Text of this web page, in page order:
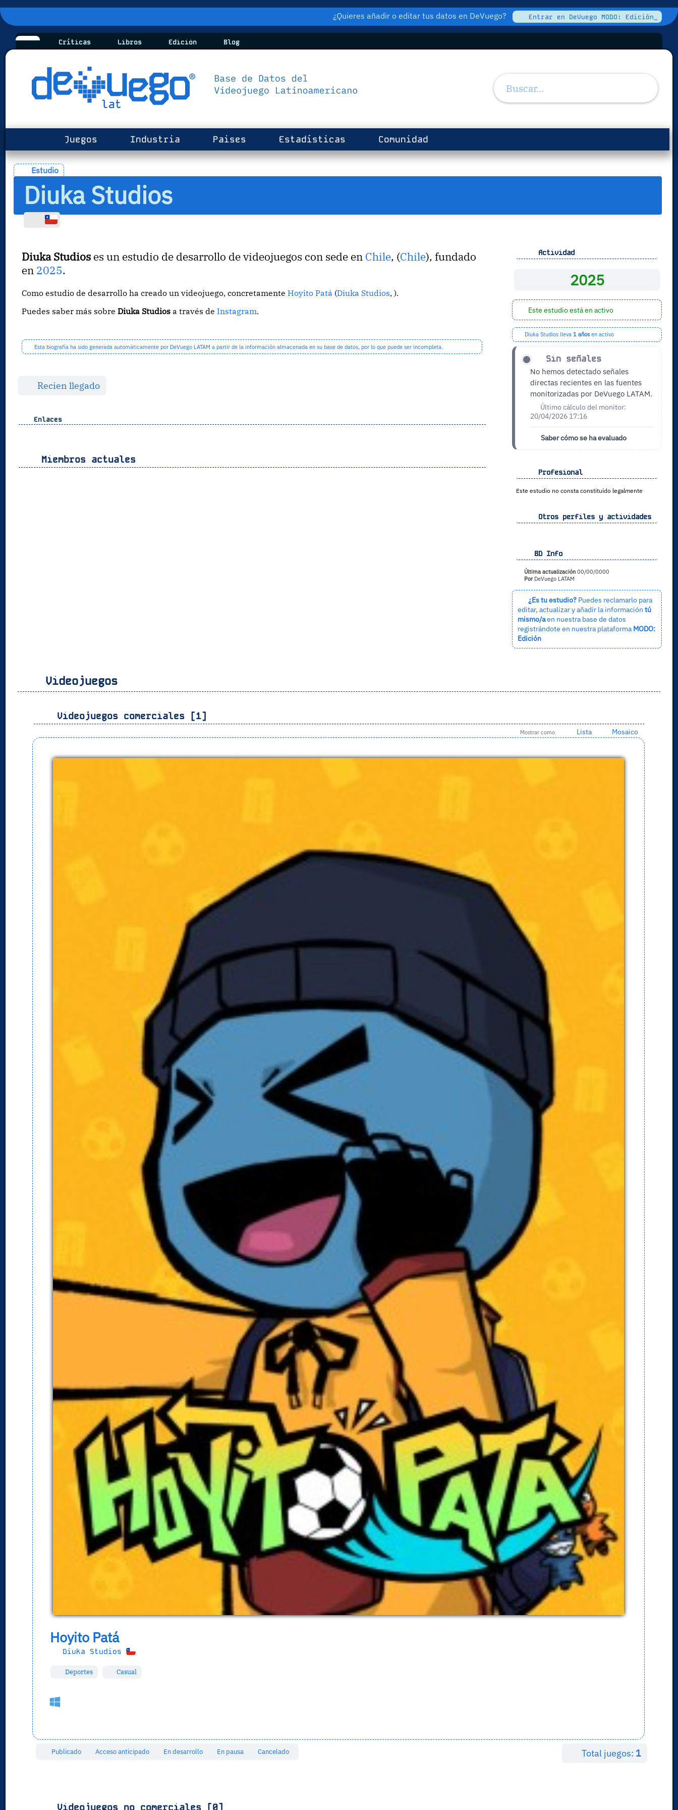
¿Quieres añadir o editar tus datos en DeVuego? Entrar en DeVuego MODO: Edición_
Críticas Libros Edición Blog
Juegos Industria Paises Estadísticas Comunidad
Estudio
Diuka Studios
Diuka Studios es un estudio de desarrollo de videojuegos con sede en Chile, (Chile), fundado
en 2025.
Como estudio de desarrollo ha creado un videojuego, concretamenteHoyito Patá (Diuka Studios, ).
Puedes saber más sobreDiuka Studios a través deInstagram.
Esta biografía ha sido generada automáticamente por DeVuego LATAM a partir de la información almacenada en su base de datos, por lo que puede ser incompleta.
Recien llegado
Enlaces
Miembros actuales
Actividad
2025
Este estudio está en activo
Diuka Studios lleva 1 añosen activo
Sin señales
No hemos detectado señales
directas recientes en las fuentes
monitorizadas por DeVuego LATAM.
Último cálculo del monitor:
20/04/2026 17:16
Saber cómo se ha evaluado
Profesional
Este estudio no consta constituído legalmente
Otros perfiles y actividades
BD Info
Última actualización00/00/0000
PorDeVuego LATAM
¿Es tu estudio?Puedes reclamarlo para
editar, actualizar y añadir la información tú
mismo/aen nuestra base de datos
registrándote en nuestra plataforma MODO:
Edición
Videojuegos
Videojuegos comerciales [1]
Mostrar como Lista Mosaico
Hoyito Patá
Diuka Studios
Deportes Casual
Total juegos: 1
Publicado Acceso anticipado En desarrollo En pausa Cancelado
Videojuegos no comerciales [0]